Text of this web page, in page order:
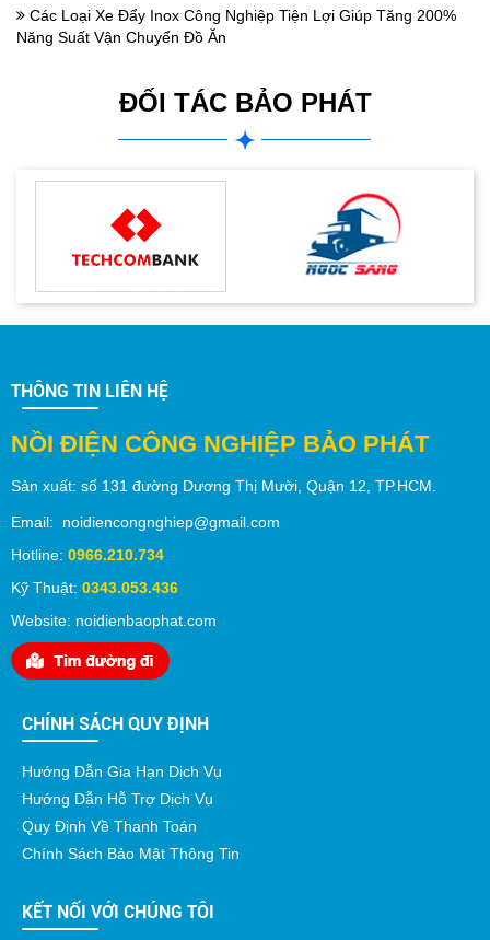
Các Loại Xe Đẩy Inox Công Nghiệp Tiện Lợi Giúp Tăng 200%
Năng Suất Vận Chuyển Đồ Ăn
ĐỐI TÁC BẢO PHÁT
THÔNG TIN LIÊN HỆ
NỒI ĐIỆN CÔNG NGHIỆP BẢO PHÁT
Sản xuất: số 131 đường Dương Thị Mười, Quận 12, TP.HCM.
Email: noidiencongnghiep@gmail.com
Hotline: 0966.210.734
Kỹ Thuật: 0343.053.436
Website: noidienbaophat.com
CHÍNH SÁCH QUY ĐỊNH
Hướng Dẫn Gia Hạn Dịch Vụ
Hướng Dẫn Hỗ Trợ Dịch Vụ
Quy Định Về Thanh Toán
Chính Sách Bảo Mật Thông Tin
KẾT NỐI VỚI CHÚNG TÔI